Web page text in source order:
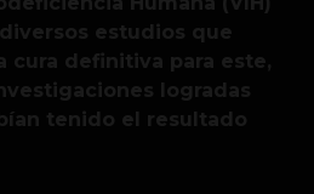
estudios que
cura definitiva para este,
logradas
tenido el resultado